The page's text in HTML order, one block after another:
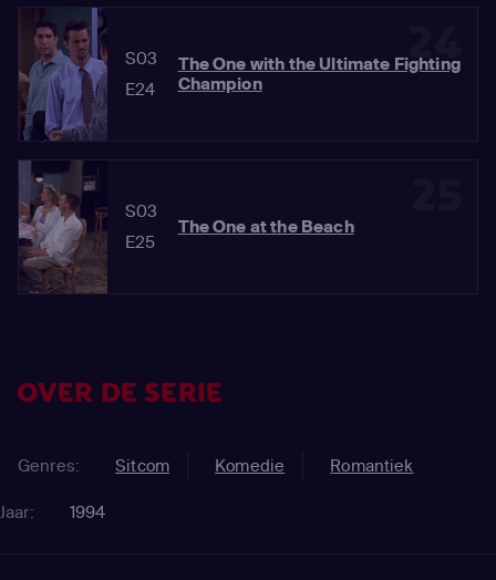
24
S03
E24
The One with the Ultimate Fighting
Champion
S03
E25
The One at the Beach
OVER DE SERIE
Genres: Sitcom Komedie Romantiek
Jaar: 1994